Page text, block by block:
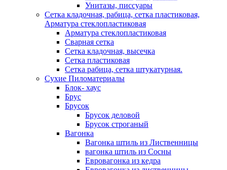
Унитазы, писсуары
Сетка кладочная, рабица, сетка пластиковая,
Арматура стеклопластиковая
Арматура стеклопластиковая
Сварная сетка
Сетка кладочная, высечка
Сетка пластиковая
Сетка рабица, сетка штукатурная.
Сухие Пиломатериалы
Блок- хаус
Брус
Брусок
Брусок деловой
Брусок строганый
Вагонка
Вагонка штиль из Лиственницы
вагонка штиль из Сосны
Евровагонка из кедра